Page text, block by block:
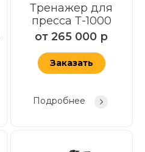
Тренажер для
пресса Т-1000
от 265 000 р
Заказать
Подробнее